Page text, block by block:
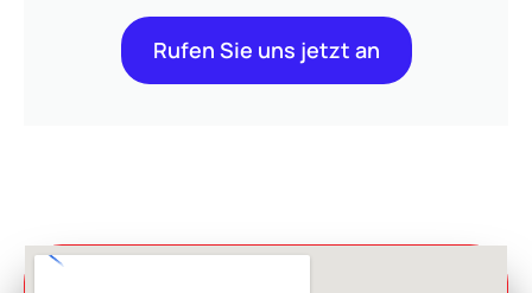
Rufen Sie uns jetzt an